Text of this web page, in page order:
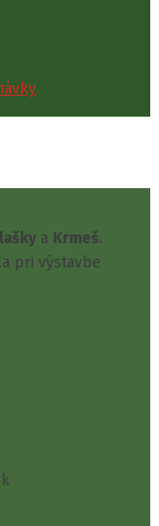
a Krmeš.
pri výstavbe